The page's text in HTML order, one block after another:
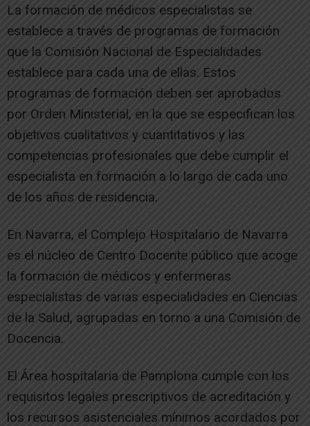
La formación de médicos especialistas se
establece a través de programas de formación
que la Comisión Nacional de Especialidades
establece para cada una de ellas. Estos
programas de formación deben ser aprobados
por Orden Ministerial, en la que se especifican los
objetivos cualitativos y cuantitativos y las
competencias profesionales que debe cumplir el
especialista en formación a lo largo de cada uno
de los años de residencia.
En Navarra, el Complejo Hospitalario de Navarra
es el núcleo de Centro Docente público que acoge
la formación de médicos y enfermeras
especialistas de varias especialidades en Ciencias
de la Salud, agrupadas en torno a una Comisión de
Docencia.
El Área hospitalaria de Pamplona cumple con los
requisitos legales prescriptivos de acreditación y
los recursos asistenciales mínimos acordados por